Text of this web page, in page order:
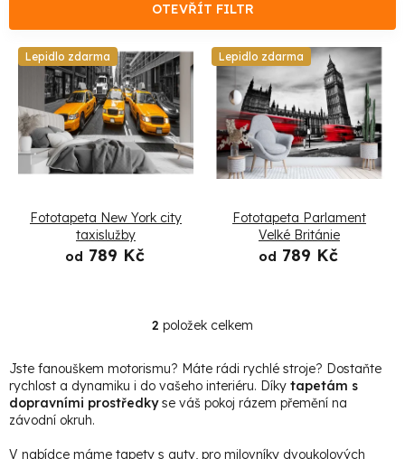
n
p
r
ů
OTEVŘÍT FILTR
V
ý
p
u
k
t
Lepidlo zdarma
Fototapeta New York city
taxislužby
od 789 Kč
Lepidlo zdarma
Fototapeta Parlament
Velké Británie
od 789 Kč
O
v
l
á
2 položek celkem
Jste fanouškem motorismu? Máte rádi rychlé stroje? Dostaňte
rychlost a dynamiku i do vašeho interiéru. Díky tapetám s
dopravními prostředkyse váš pokoj rázem přemění na
závodní okruh.
V nabídce máme tapety s auty, pro milovníky dvoukolových